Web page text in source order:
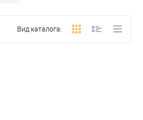
Вид каталога: